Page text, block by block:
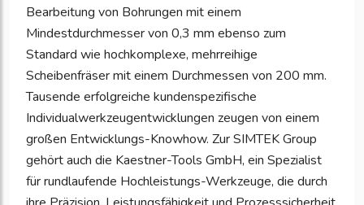
Bearbeitung von Bohrungen mit einem
Mindestdurchmesser von 0,3 mm ebenso zum
Standard wie hochkomplexe, mehrreihige
Scheibenfräser mit einem Durchmessen von 200 mm.
Tausende erfolgreiche kundenspezifische
Individualwerkzeugentwicklungen zeugen von einem
großen Entwicklungs-Knowhow. Zur SIMTEK Group
gehört auch die Kaestner-Tools GmbH, ein Spezialist
für rundlaufende Hochleistungs-Werkzeuge, die durch